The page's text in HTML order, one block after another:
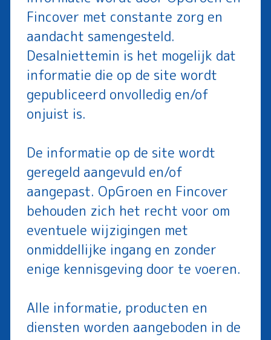
Fincover met constante zorg en
aandacht samengesteld.
Desalniettemin is het mogelijk dat
informatie die op de site wordt
gepubliceerd onvolledig en/of
onjuist is.
De informatie op de site wordt
geregeld aangevuld en/of
aangepast. OpGroen en Fincover
behouden zich het recht voor om
eventuele wijzigingen met
onmiddellijke ingang en zonder
enige kennisgeving door te voeren.
Alle informatie, producten en
diensten worden aangeboden in de